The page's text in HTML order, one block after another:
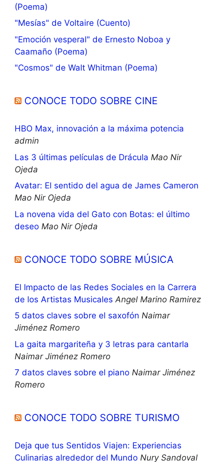
(Poema)
"Mesías" de Voltaire (Cuento)
"Emoción vesperal" de Ernesto Noboa y
Caamaño (Poema)
"Cosmos" de Walt Whitman (Poema)
CONOCE TODO SOBRE CINE
HBO Max, innovación a la máxima potencia
admin
Las 3 últimas películas de Drácula Mao Nir
Ojeda
Avatar: El sentido del agua de James Cameron
Mao Nir Ojeda
La novena vida del Gato con Botas: el último
deseo Mao Nir Ojeda
CONOCE TODO SOBRE MÚSICA
El Impacto de las Redes Sociales en la Carrera
de los Artistas Musicales Angel Marino Ramirez
5 datos claves sobre el saxofón Naimar
Jiménez Romero
La gaita margariteña y 3 letras para cantarla
Naimar Jiménez Romero
7 datos claves sobre el piano Naimar Jiménez
Romero
CONOCE TODO SOBRE TURISMO
Deja que tus Sentidos Viajen: Experiencias
Culinarias alrededor del Mundo Nury Sandoval